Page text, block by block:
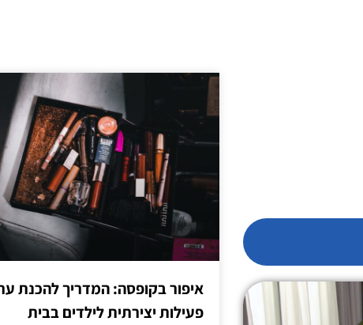
איפור בקופסה: המדריך להכנת
פעילות יצירתית לילדים בבית